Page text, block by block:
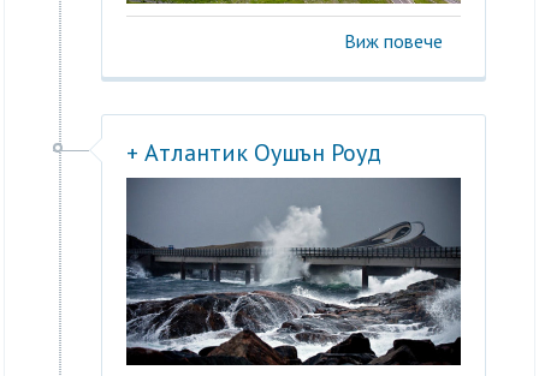
Виж повече
+ Атлантик Оушън Роуд